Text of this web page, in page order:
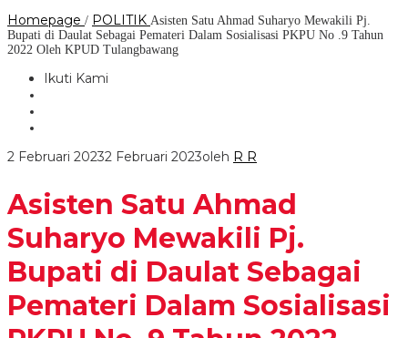
Homepage / POLITIK Asisten Satu Ahmad Suharyo Mewakili Pj.
Bupati di Daulat Sebagai Pemateri Dalam Sosialisasi PKPU No .9 Tahun
2022 Oleh KPUD Tulangbawang
Ikuti Kami
2 Februari 20232 Februari 2023oleh R R
Asisten Satu Ahmad
Suharyo Mewakili Pj.
Bupati di Daulat Sebagai
Pemateri Dalam Sosialisasi